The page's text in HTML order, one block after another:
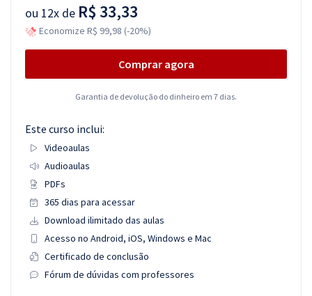
ou 12x de R$ 33,33
Economize R$ 99,98 (-20%)
Comprar agora
Garantia de devolução do dinheiro em 7 dias.
Este curso inclui:
Videoaulas
Audioaulas
PDFs
365 dias para acessar
Download ilimitado das aulas
Acesso no Android, iOS, Windows e Mac
Certificado de conclusão
Fórum de dúvidas com professores